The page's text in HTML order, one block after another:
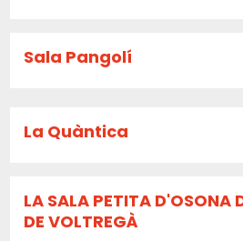
Sala Pangolí
La Quàntica
LA SALA PETITA D'OSONA
DE VOLTREGÀ